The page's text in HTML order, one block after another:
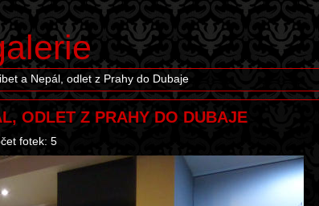
a Nepál, odlet z Prahy do Dubaje
ODLET Z PRAHY DO DUBAJE
fotek: 5